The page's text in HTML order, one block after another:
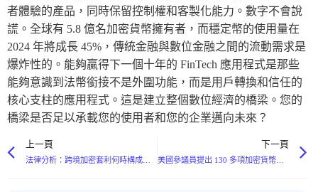
者體驗的產品，同時保留控制權和客製化能力。數字不會說
謊。全球有 5.8 億名加密貨幣擁有者，而穩定幣的使用量在
2024 年將成長 45%，傳統金融與數位金融之間的流動需求是
爆炸性的。能夠贏得下一個十年的 FinTech 應用程式是那些
能夠意識到法幣銜接不是外圍功能，而是用戶轉換和信任的
核心支柱的應用程式。這是建立整個數位經濟的橋梁。您的
橋梁是否足以承載您的使用者和您的企業邁向未來？
上一頁 下一頁